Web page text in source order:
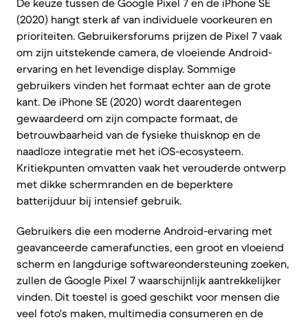
De keuze tussen de Google Pixel 7 en de iPhone SE
(2020) hangt sterk af van individuele voorkeuren en
prioriteiten. Gebruikersforums prijzen de Pixel 7 vaak
om zijn uitstekende camera, de vloeiende Android-
ervaring en het levendige display. Sommige
gebruikers vinden het formaat echter aan de grote
kant. De iPhone SE (2020) wordt daarentegen
gewaardeerd om zijn compacte formaat, de
betrouwbaarheid van de fysieke thuisknop en de
naadloze integratie met het iOS-ecosysteem.
Kritiekpunten omvatten vaak het verouderde ontwerp
met dikke schermranden en de beperktere
batterijduur bij intensief gebruik.
Gebruikers die een moderne Android-ervaring met
geavanceerde camerafuncties, een groot en vloeiend
scherm en langdurige softwareondersteuning zoeken,
zullen de Google Pixel 7 waarschijnlijk aantrekkelijker
vinden. Dit toestel is goed geschikt voor mensen die
veel foto's maken, multimedia consumeren en de